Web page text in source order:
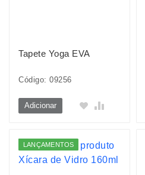
Tapete Yoga EVA
Código: 09256
Adicionar
LANÇAMENTOS